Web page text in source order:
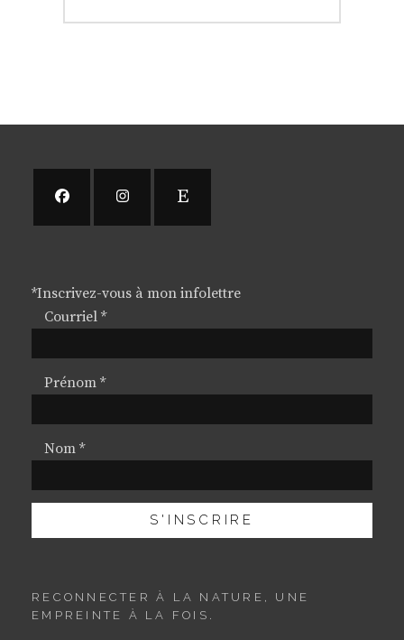
*Inscrivez-vous à mon infolettre
Courriel *
Prénom *
Nom *
RECONNECTER À LA NATURE, UNE
EMPREINTE À LA FOIS.